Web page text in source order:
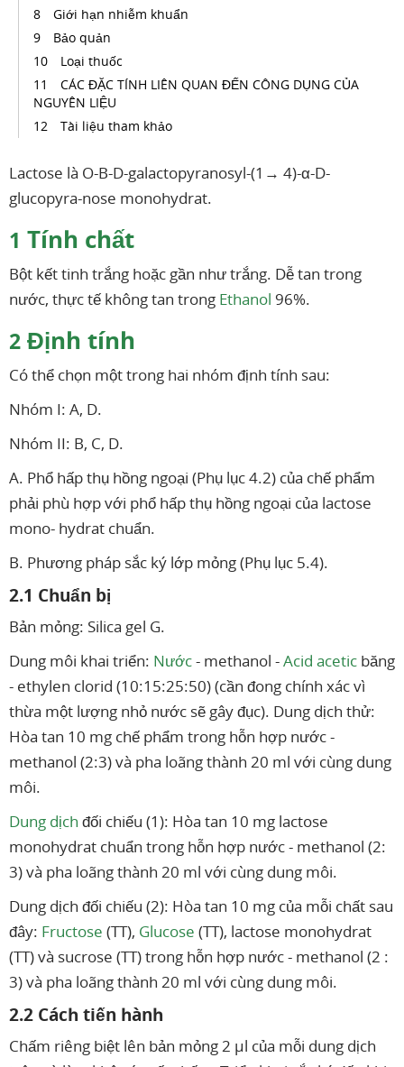
Giới hạn nhiễm khuẩn
Bảo quản
Loại thuốc
CÁC ĐẶC TÍNH LIÊN QUAN ĐẾN CÔNG DỤNG CỦA
NGUYÊN LIỆU
Tài liệu tham khảo
Lactose là O-B-D-galactopyranosyl-(1→ 4)-α-D-
glucopyra-nose monohydrat.
1 Tính chất
Bột kết tinh trắng hoặc gần như trắng. Dễ tan trong
nước, thực tế không tan trong Ethanol 96%.
2 Định tính
Có thể chọn một trong hai nhóm định tính sau:
Nhóm I: A, D.
Nhóm II: B, C, D.
A. Phổ hấp thụ hồng ngoại (Phụ lục 4.2) của chế phẩm
phải phù hợp với phổ hấp thụ hồng ngoại của lactose
mono- hydrat chuẩn.
B. Phương pháp sắc ký lớp mỏng (Phụ lục 5.4).
2.1 Chuẩn bị
Bản mỏng: Silica gel G.
Dung môi khai triển: Nước- methanol -Acid acetic băng
- ethylen clorid (10:15:25:50) (cần đong chính xác vì
thừa một lượng nhỏ nước sẽ gây đục). Dung dịch thử:
Hòa tan 10 mg chế phẩm trong hỗn hợp nước -
methanol (2:3) và pha loãng thành 20 ml với cùng dung
môi.
Dung dịch đối chiếu (1): Hòa tan 10 mg lactose
monohydrat chuẩn trong hỗn hợp nước - methanol (2:
3) và pha loãng thành 20 ml với cùng dung môi.
Dung dịch đối chiếu (2): Hòa tan 10 mg của mỗi chất sau
đây: Fructose (TT), Glucose (TT), lactose monohydrat
(TT) và sucrose (TT) trong hỗn hợp nước - methanol (2 :
3) và pha loãng thành 20 ml với cùng dung môi.
2.2 Cách tiến hành
Chấm riêng biệt lên bản mỏng 2 µl của mỗi dung dịch